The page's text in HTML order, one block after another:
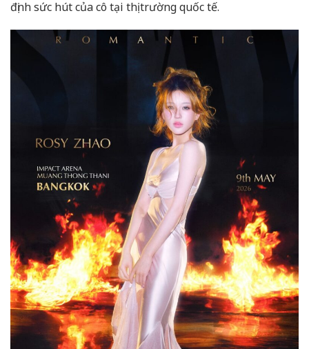
định sức hút của cô tại thị trường quốc tế.